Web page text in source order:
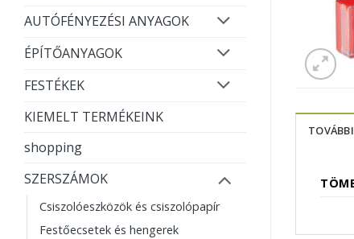
AUTÓFÉNYEZÉSI ANYAGOK
ÉPÍTŐANYAGOK
FESTÉKEK
KIEMELT TERMÉKEINK
shopping
SZERSZÁMOK
Csiszolóeszközök és csiszolópapír
Festőecsetek és hengerek